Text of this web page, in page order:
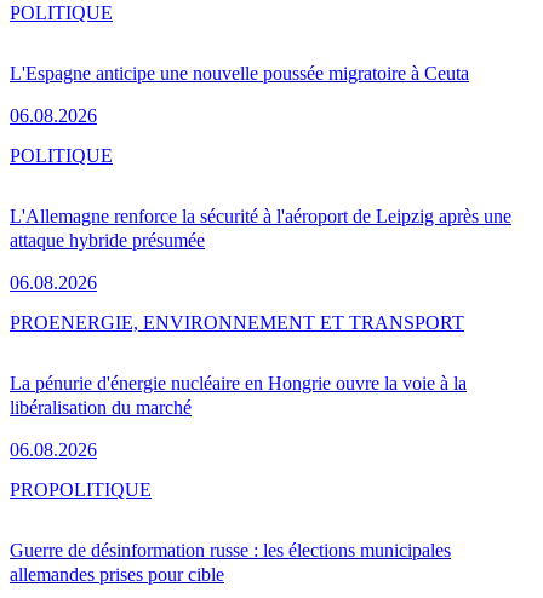
L'Espagne anticipe une nouvelle poussée migratoire à Ceuta
06.08.2026
POLITIQUE
L'Allemagne renforce la sécurité à l'aéroport de Leipzig après une
attaque hybride présumée
06.08.2026
POLITIQUE
La pénurie d'énergie nucléaire en Hongrie ouvre la voie à la
libéralisation du marché
06.08.2026
PROENERGIE, ENVIRONNEMENT ET TRANSPORT
Guerre de désinformation russe : les élections municipales
allemandes prises pour cible
PROPOLITIQUE